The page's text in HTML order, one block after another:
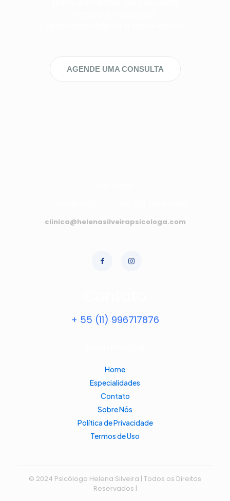
AGENDE UMA CONSULTA
clinica@helenasilveirapsicologa.com
+ 55 (11) 996717876
Home
Especialidades
Contato
Sobre Nós
Política de Privacidade
Termos de Uso
© 2024 Psicóloga Helena Silveira | Todos os Direitos
Reservados |